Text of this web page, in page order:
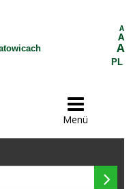
A
A
A
PL

Menü
